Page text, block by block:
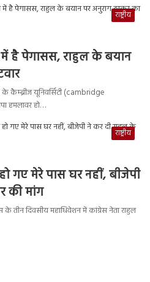
राष्ट्रीय
में है पेगासस, राहुल के बयान
कैम्ब्रीज यूनिवर्सिटी (cambridge
हमलावर हो…
राष्ट्रीय
गए मेरे पास घर नहीं, बीजेपी
की मांग
के तीन दिवसीय महाधिवेशन में कांग्रेस नेता राहुल